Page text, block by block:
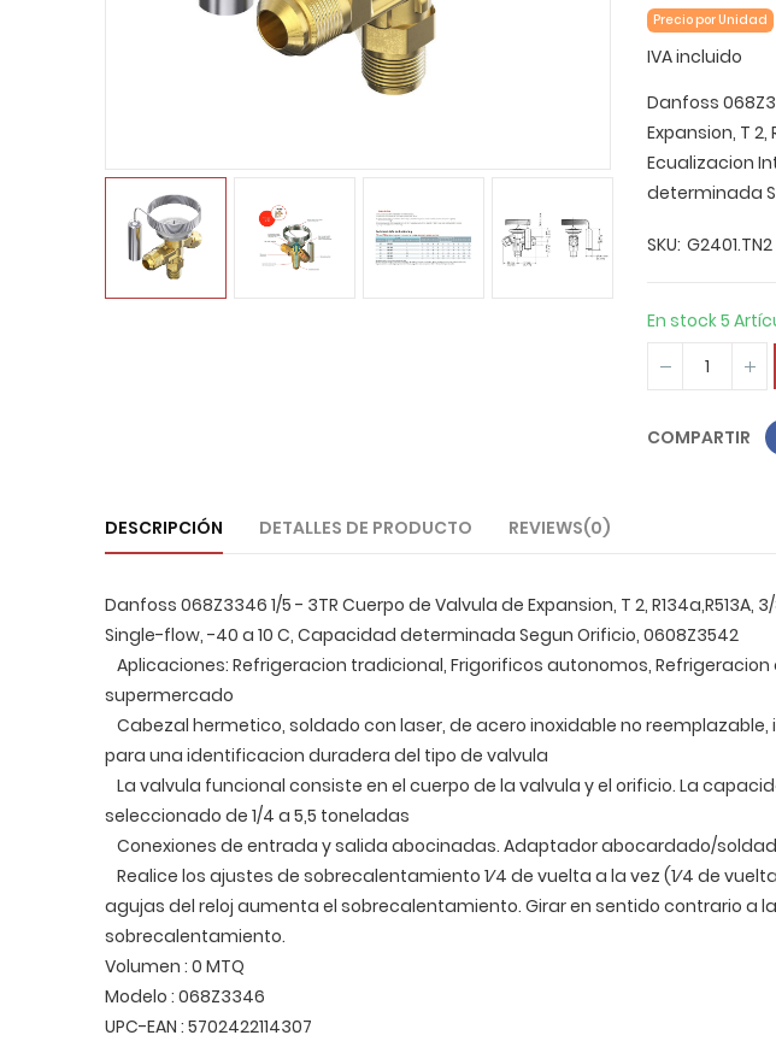
Precio por Unidad
IVA incluido
Danfoss
Expansion, T 2,
Ecualizacion
determinada
SKU G2401.TN2
En stock5
COMPARTIR
DESCRIPCIÓN DETALLES DE PRODUCTO REVIEWS(0)
Danfoss 068Z3346 1/5 - 3TR Cuerpo de Valvula de Expansion, T 2, R134a,R513A,
Single-flow, -40 a 10 C, Capacidad determinada Segun Orificio, 0608Z3542
Aplicaciones: Refrigeracion tradicional, Frigorificos autonomos,
supermercado
Cabezal hermetico, soldado con laser, de acero inoxidable no
para una identificacion duradera del tipo de valvula
La valvula funcional consiste en el cuerpo de la valvula y el orificio. La
seleccionado de 1/4 a 5,5 toneladas
Conexiones de entrada y salida abocinadas. Adaptador abocardado/
Realice los ajustes de sobrecalentamiento 1⁄4 de vuelta a la vez (1⁄4 de
agujas del reloj aumenta el sobrecalentamiento. Girar en sentido contrario a
sobrecalentamiento.
Volumen : 0 MTQ
Modelo : 068Z3346
UPC-EAN : 5702422114307